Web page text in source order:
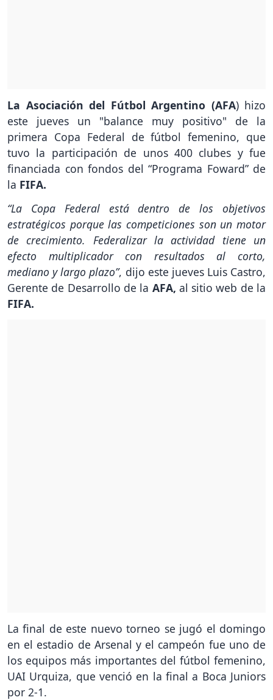
La Asociación del Fútbol Argentino (AFA) hizo
este jueves un "balance muy positivo" de la
primera Copa Federal de fútbol femenino, que
tuvo la participación de unos 400 clubes y fue
financiada con fondos del “Programa Foward” de
la FIFA.
“La Copa Federal está dentro de los objetivos
estratégicos porque las competiciones son un motor
de crecimiento. Federalizar la actividad tiene un
efecto multiplicador con resultados al corto,
mediano y largo plazo”, dijo este jueves Luis Castro,
Gerente de Desarrollo de la AFA, al sitio web de la
FIFA.
La final de este nuevo torneo se jugó el domingo
en el estadio de Arsenal y el campeón fue uno de
los equipos más importantes del fútbol femenino,
UAI Urquiza, que venció en la final a Boca Juniors
por 2-1.